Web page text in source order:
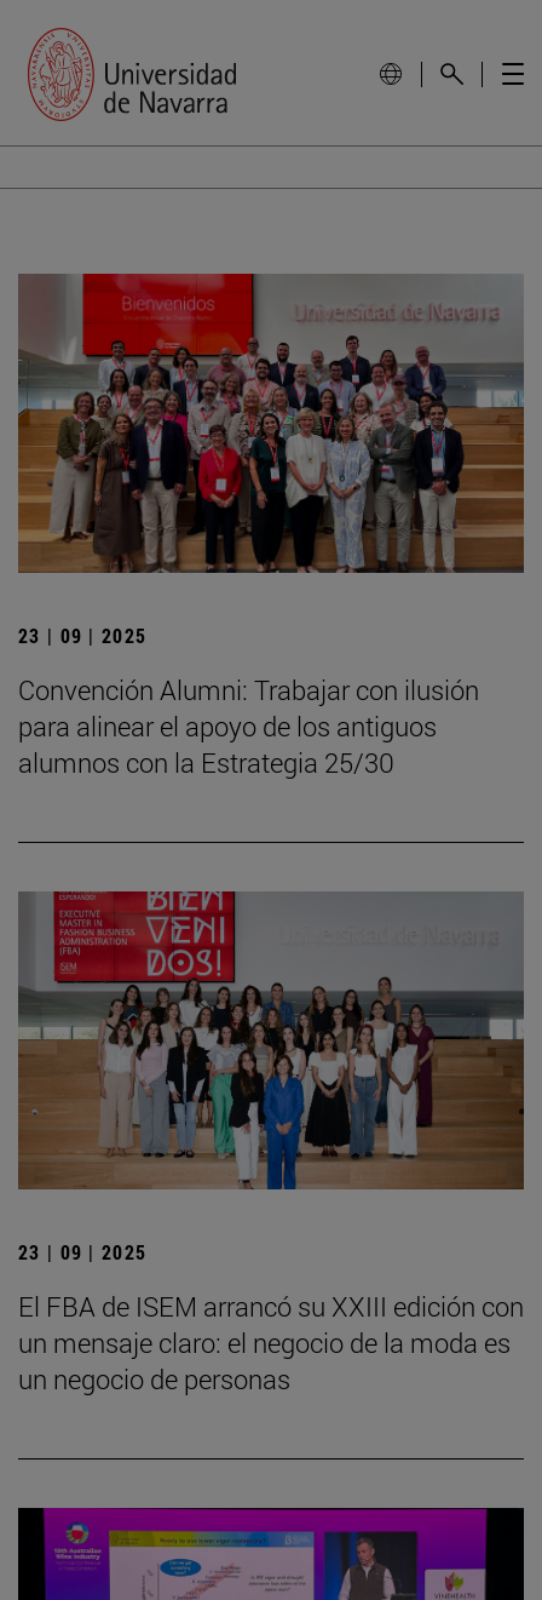
23 | 09 | 2025
Convención Alumni: Trabajar con ilusión
para alinear el apoyo de los antiguos
alumnos con la Estrategia 25/30
23 | 09 | 2025
El FBA de ISEM arrancó su XXIII edición con
un mensaje claro: el negocio de la moda es
un negocio de personas